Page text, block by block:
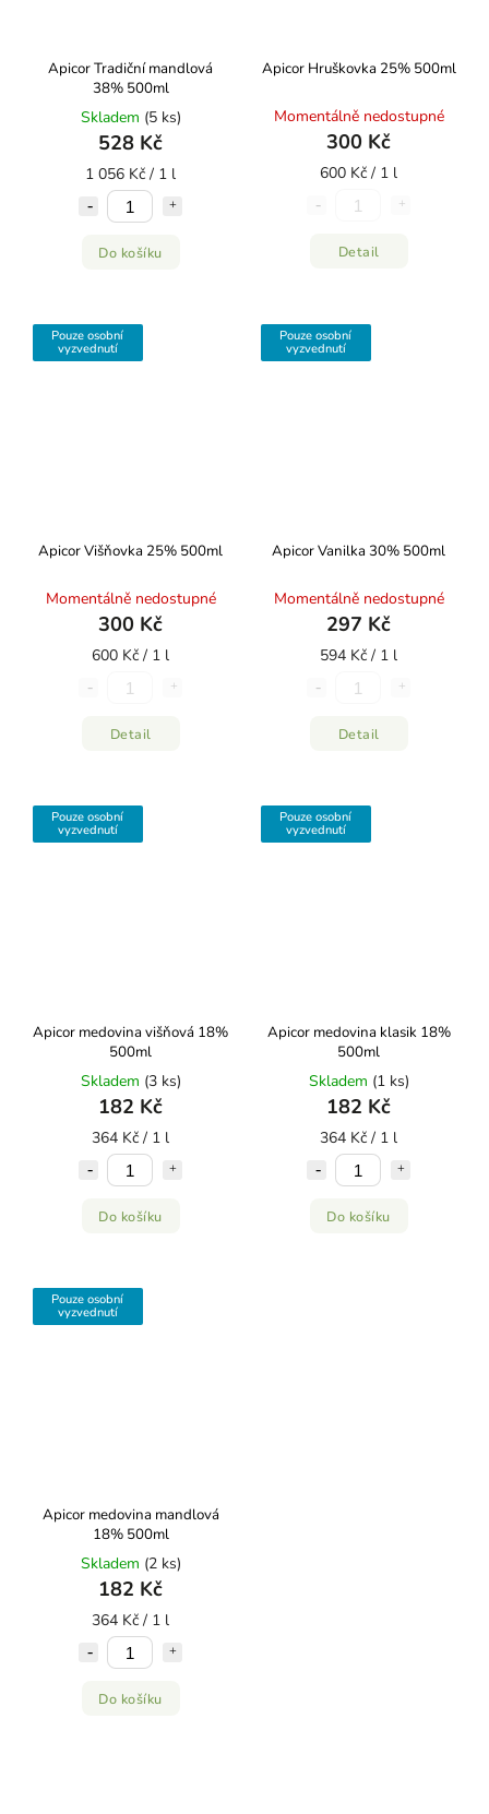
Apicor Tradiční mandlová
38% 500ml
Skladem (5 ks)
528 Kč
1 056 Kč / 1 l
Do košíku
Apicor Hruškovka 25% 500ml
Momentálně nedostupné
300 Kč
600 Kč / 1 l
Detail
Pouze osobní
vyzvednutí
Apicor Višňovka 25% 500ml
Momentálně nedostupné
300 Kč
600 Kč / 1 l
Detail
Pouze osobní
vyzvednutí
Apicor Vanilka 30% 500ml
Momentálně nedostupné
297 Kč
594 Kč / 1 l
Detail
Pouze osobní
vyzvednutí
Apicor medovina višňová 18%
500ml
Skladem (3 ks)
182 Kč
364 Kč / 1 l
Do košíku
Pouze osobní
vyzvednutí
Apicor medovina klasik 18%
500ml
Skladem (1 ks)
182 Kč
364 Kč / 1 l
Do košíku
Pouze osobní
vyzvednutí
Apicor medovina mandlová
18% 500ml
Skladem (2 ks)
182 Kč
364 Kč / 1 l
Do košíku